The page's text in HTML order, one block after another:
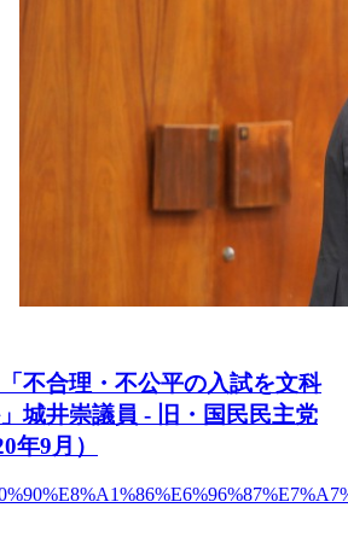
不合理・不公平の入試を文科
城井崇議員 - 旧・国民民主党
年9月）